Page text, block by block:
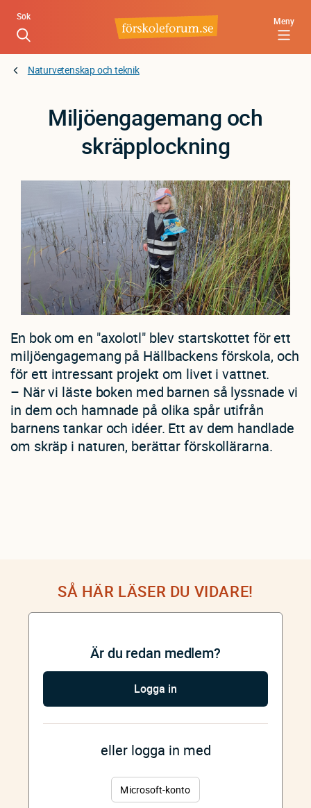
Hoppa
huvudinnehåll
Meny
Sök
Naturvetenskap och teknik
Miljöengagemang och
skräpplockning
En bok om en "axolotl" blev startskottet för ett
miljöengagemang på Hällbackens förskola, och
för ett intressant projekt om livet i vattnet.
– När vi läste boken med barnen så lyssnade vi
in dem och hamnade på olika spår utifrån
barnens tankar och idéer. Ett av dem handlade
om skräp i naturen, berättar förskollärarna.
SÅ HÄR LÄSER DU VIDARE!
Är du redan medlem?
Logga in
eller logga in med
Microsoft-konto